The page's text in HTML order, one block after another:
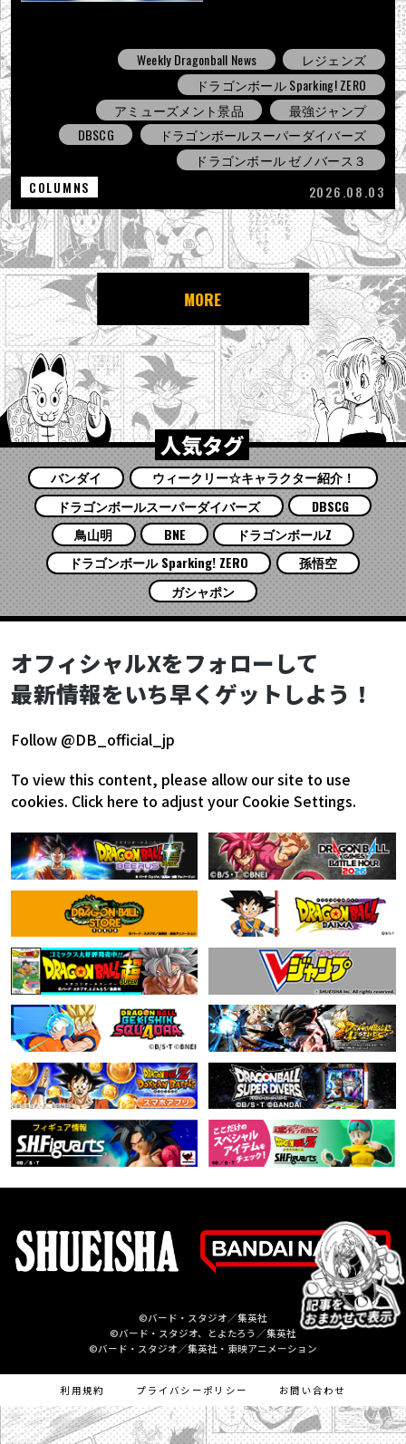
Weekly Dragonball News
レジェンズ
ドラゴンボール Sparking! ZERO
アミューズメント景品
最強ジャンプ
DBSCG
ドラゴンボールスーパーダイバーズ
ドラゴンボール ゼノバース３
COLUMNS
2026.08.03
MORE
人気タグ
バンダイ
ウィークリー☆キャラクター紹介！
ドラゴンボールスーパーダイバーズ
DBSCG
鳥山明
BNE
ドラゴンボールZ
ドラゴンボール Sparking! ZERO
孫悟空
ガシャポン
オフィシャルXをフォローして
最新情報をいち早くゲットしよう！
Follow @DB_official_jp
To view this content, please allow our site to use
cookies. Click here to adjust your Cookie Settings.
©バード・スタジオ／集英社
©バード・スタジオ、とよたろう／集英社
©バード・スタジオ／集英社・東映アニメーション
利用規約 プライバシーポリシー お問い合わせ